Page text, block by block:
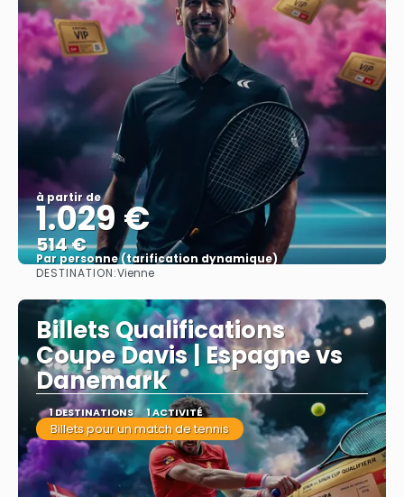
à partir de
1.029 €
514 €
Par personne (tarification dynamique)
DESTINATION:Vienne
Billets Qualifications
Coupe Davis | Espagne vs
Danemark
1 DESTINATIONS 1 ACTIVITÉ
Billets pour un match de tennis